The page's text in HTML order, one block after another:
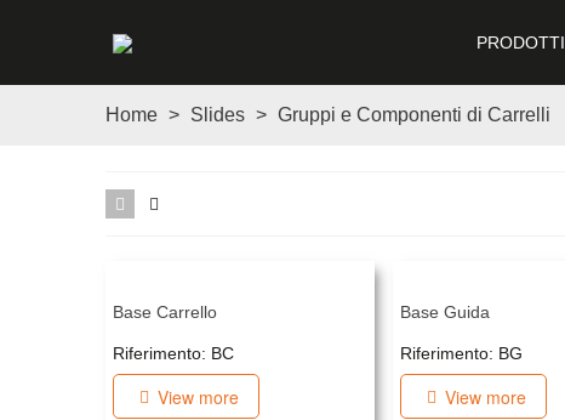
PRODOTTI
Home > Slides > Gruppi e Componenti di Carrelli
Base Carrello
Riferimento: BC
View more
Base Guida
Riferimento: BG
View more